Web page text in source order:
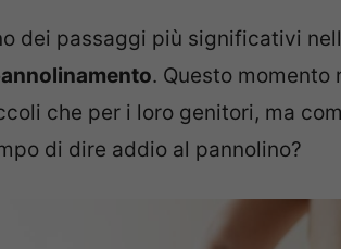
dei passaggi più significativi
. Questo momento
che per i loro genitori, ma
di dire addio al pannolino?